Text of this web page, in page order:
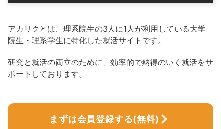
アカリクとは、理系院生の3人に1人が利用している大学
院生・理系学生に特化した就活サイトです。
研究と就活の両立のために、効率的で納得のいく就活をサ
ポートしております。
まずは会員登録する(無料)